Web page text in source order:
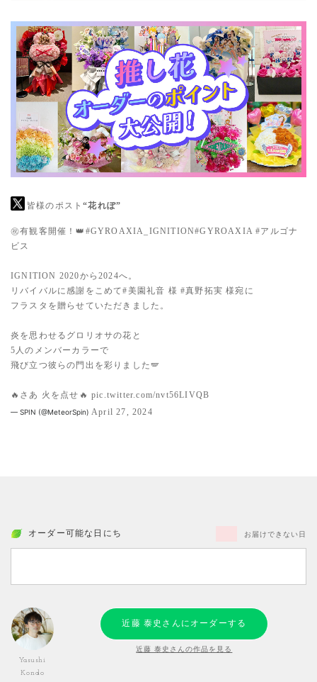
皆様のポスト“花れぽ”
㊗️有観客開催！👑 #GYROAXIA_IGNITION#GYROAXIA #アルゴナ
ビス
IGNITION 2020から2024へ。
リバイバルに感謝をこめて#美園礼音 様#真野拓実 様宛に
フラスタを贈らせていただきました。
炎を思わせるグロリオサの花と
5人のメンバーカラーで
飛び立つ彼らの門出を彩りました🪽
🔥さあ 火を点せ🔥 pic.twitter.com/nvt56LIVQB
— SPIN (@MeteorSpin) April 27, 2024
オーダー可能な日にち お届けできない日
Yasushi
Kondo
近藤 泰史さんにオーダーする
近藤 泰史さんの作品を見る